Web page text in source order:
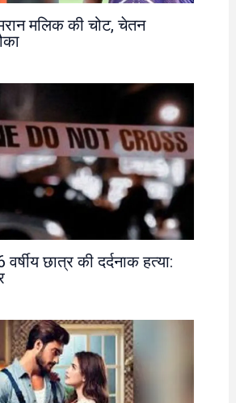
मलिक की चोट, चेतन
छात्र की दर्दनाक हत्या: